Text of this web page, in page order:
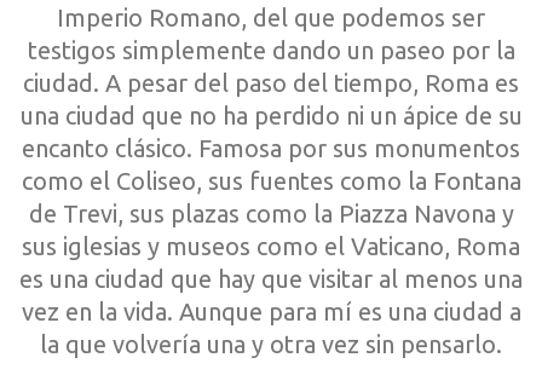
Imperio Romano, del que podemos ser
testigos simplemente dando un paseo por la
ciudad. A pesar del paso del tiempo, Roma es
una ciudad que no ha perdido ni un ápice de su
encanto clásico. Famosa por sus monumentos
como el Coliseo, sus fuentes como la Fontana
de Trevi, sus plazas como la Piazza Navona y
sus iglesias y museos como el Vaticano, Roma
es una ciudad que hay que visitar al menos una
vez en la vida. Aunque para mí es una ciudad a
la que volvería una y otra vez sin pensarlo.